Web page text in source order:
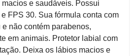
e saudáveis. Possui
FPS 30. Sua fórmula conta com
não contém parabenos,
em animais. Protetor labial com
Deixa os lábios macios e